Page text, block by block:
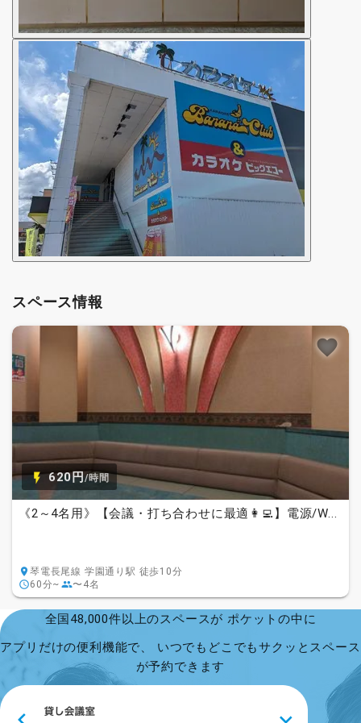
スペース情報
620円/時間
《2～4名用》【会議・打ち合わせに最適👩‍💻】電源/W...
琴電長尾線 学園通り駅 徒歩10分
60分~
〜4名
全国48,000件以上のスペースが ポケットの中に
アプリだけの便利機能で、 いつでもどこでもサクッとスペース
が予約できます